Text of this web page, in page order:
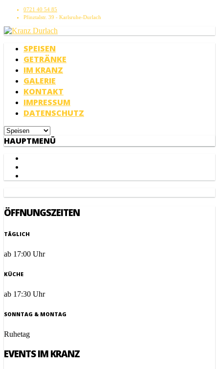
0721 40 54 85
Pfinztalstr. 39 - Karlsruhe-Durlach
SPEISEN
GETRÄNKE
IM KRANZ
GALERIE
KONTAKT
IMPRESSUM
DATENSCHUTZ
HAUPTMENÜ
ÖFFNUNGSZEITEN
TÄGLICH
ab 17:00 Uhr
KÜCHE
ab 17:30 Uhr
SONNTAG & MONTAG
Ruhetag
EVENTS IM KRANZ